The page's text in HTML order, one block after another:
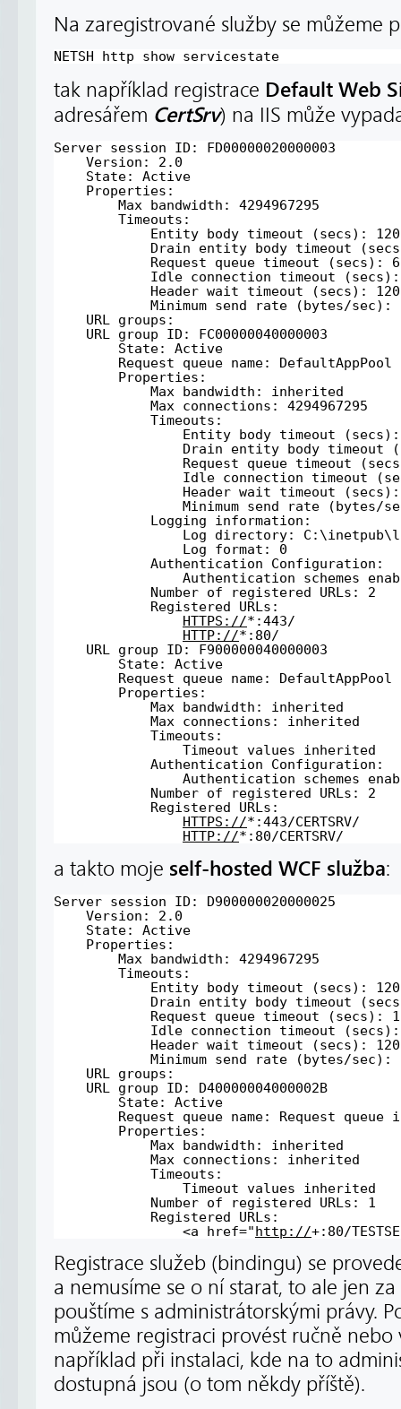
Na zaregistrované služby se můžeme
NETSH http show servicestate
tak například registrace Default Web
adresářem CertSrv) na IIS může
Server session ID: FD00000020000003
Version: 2.0
State: Active
Properties:
Max bandwidth: 4294967295
Timeouts:
Entity body timeout (secs): 120
Drain entity body timeout
Request queue timeout (secs):
Idle connection timeout (secs):
Header wait timeout (secs): 120
Minimum send rate (bytes/sec):
URL groups:
URL group ID: FC00000040000003
State: Active
Request queue name: DefaultAppPool
Properties:
Max bandwidth: inherited
Max connections: 4294967295
Timeouts:
Entity body timeout (secs):
Drain entity body timeout
Request queue timeout
Idle connection timeout
Header wait timeout
Minimum send rate (bytes/
Logging information:
Log directory:
Log format: 0
Authentication Configuration:
Authentication schemes
Number of registered URLs: 2
Registered URLs:
HTTPS://*:443/
HTTP://*:80/
URL group ID: F900000040000003
State: Active
Request queue name: DefaultAppPool
Properties:
Max bandwidth: inherited
Max connections: inherited
Timeouts:
Timeout values inherited
Authentication Configuration:
Authentication schemes
Number of registered URLs: 2
Registered URLs:
HTTPS://*:443/CERTSRV/
HTTP://*:80/CERTSRV/
a takto moje self-hosted WCF služba:
Server session ID: D900000020000025
Version: 2.0
State: Active
Properties:
Max bandwidth: 4294967295
Timeouts:
Entity body timeout (secs): 120
Drain entity body timeout
Request queue timeout (secs):
Idle connection timeout (secs):
Header wait timeout (secs): 120
Minimum send rate (bytes/sec):
URL groups:
URL group ID: D40000004000002B
State: Active
Request queue name: Request queue
Properties:
Max bandwidth: inherited
Max connections: inherited
Timeouts:
Timeout values inherited
Number of registered URLs: 1
Registered URLs:
<a href="http://+:80/
Registrace služeb (bindingu) se
a nemusíme se o ní starat, to ale jen
pouštíme s administrátorskými právy.
můžeme registraci provést ručně nebo
například při instalaci, kde na to
dostupná jsou (o tom někdy příště).